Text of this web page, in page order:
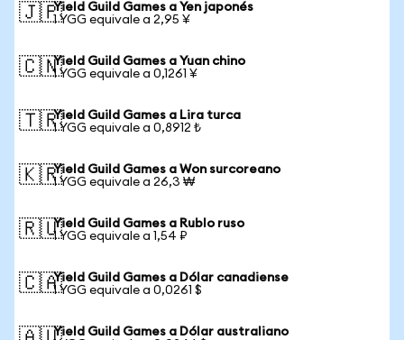
🇯🇵Yield Guild Games a Yen japonés
1 YGG equivale a 2,95 ¥
🇨🇳Yield Guild Games a Yuan chino
1 YGG equivale a 0,1261 ¥
🇹🇷Yield Guild Games a Lira turca
1 YGG equivale a 0,8912 ₺
🇰🇷Yield Guild Games a Won surcoreano
1 YGG equivale a 26,3 ₩
🇷🇺Yield Guild Games a Rublo ruso
1 YGG equivale a 1,54 ₽
🇨🇦Yield Guild Games a Dólar canadiense
1 YGG equivale a 0,0261 $
Yield Guild Games a Dólar australiano